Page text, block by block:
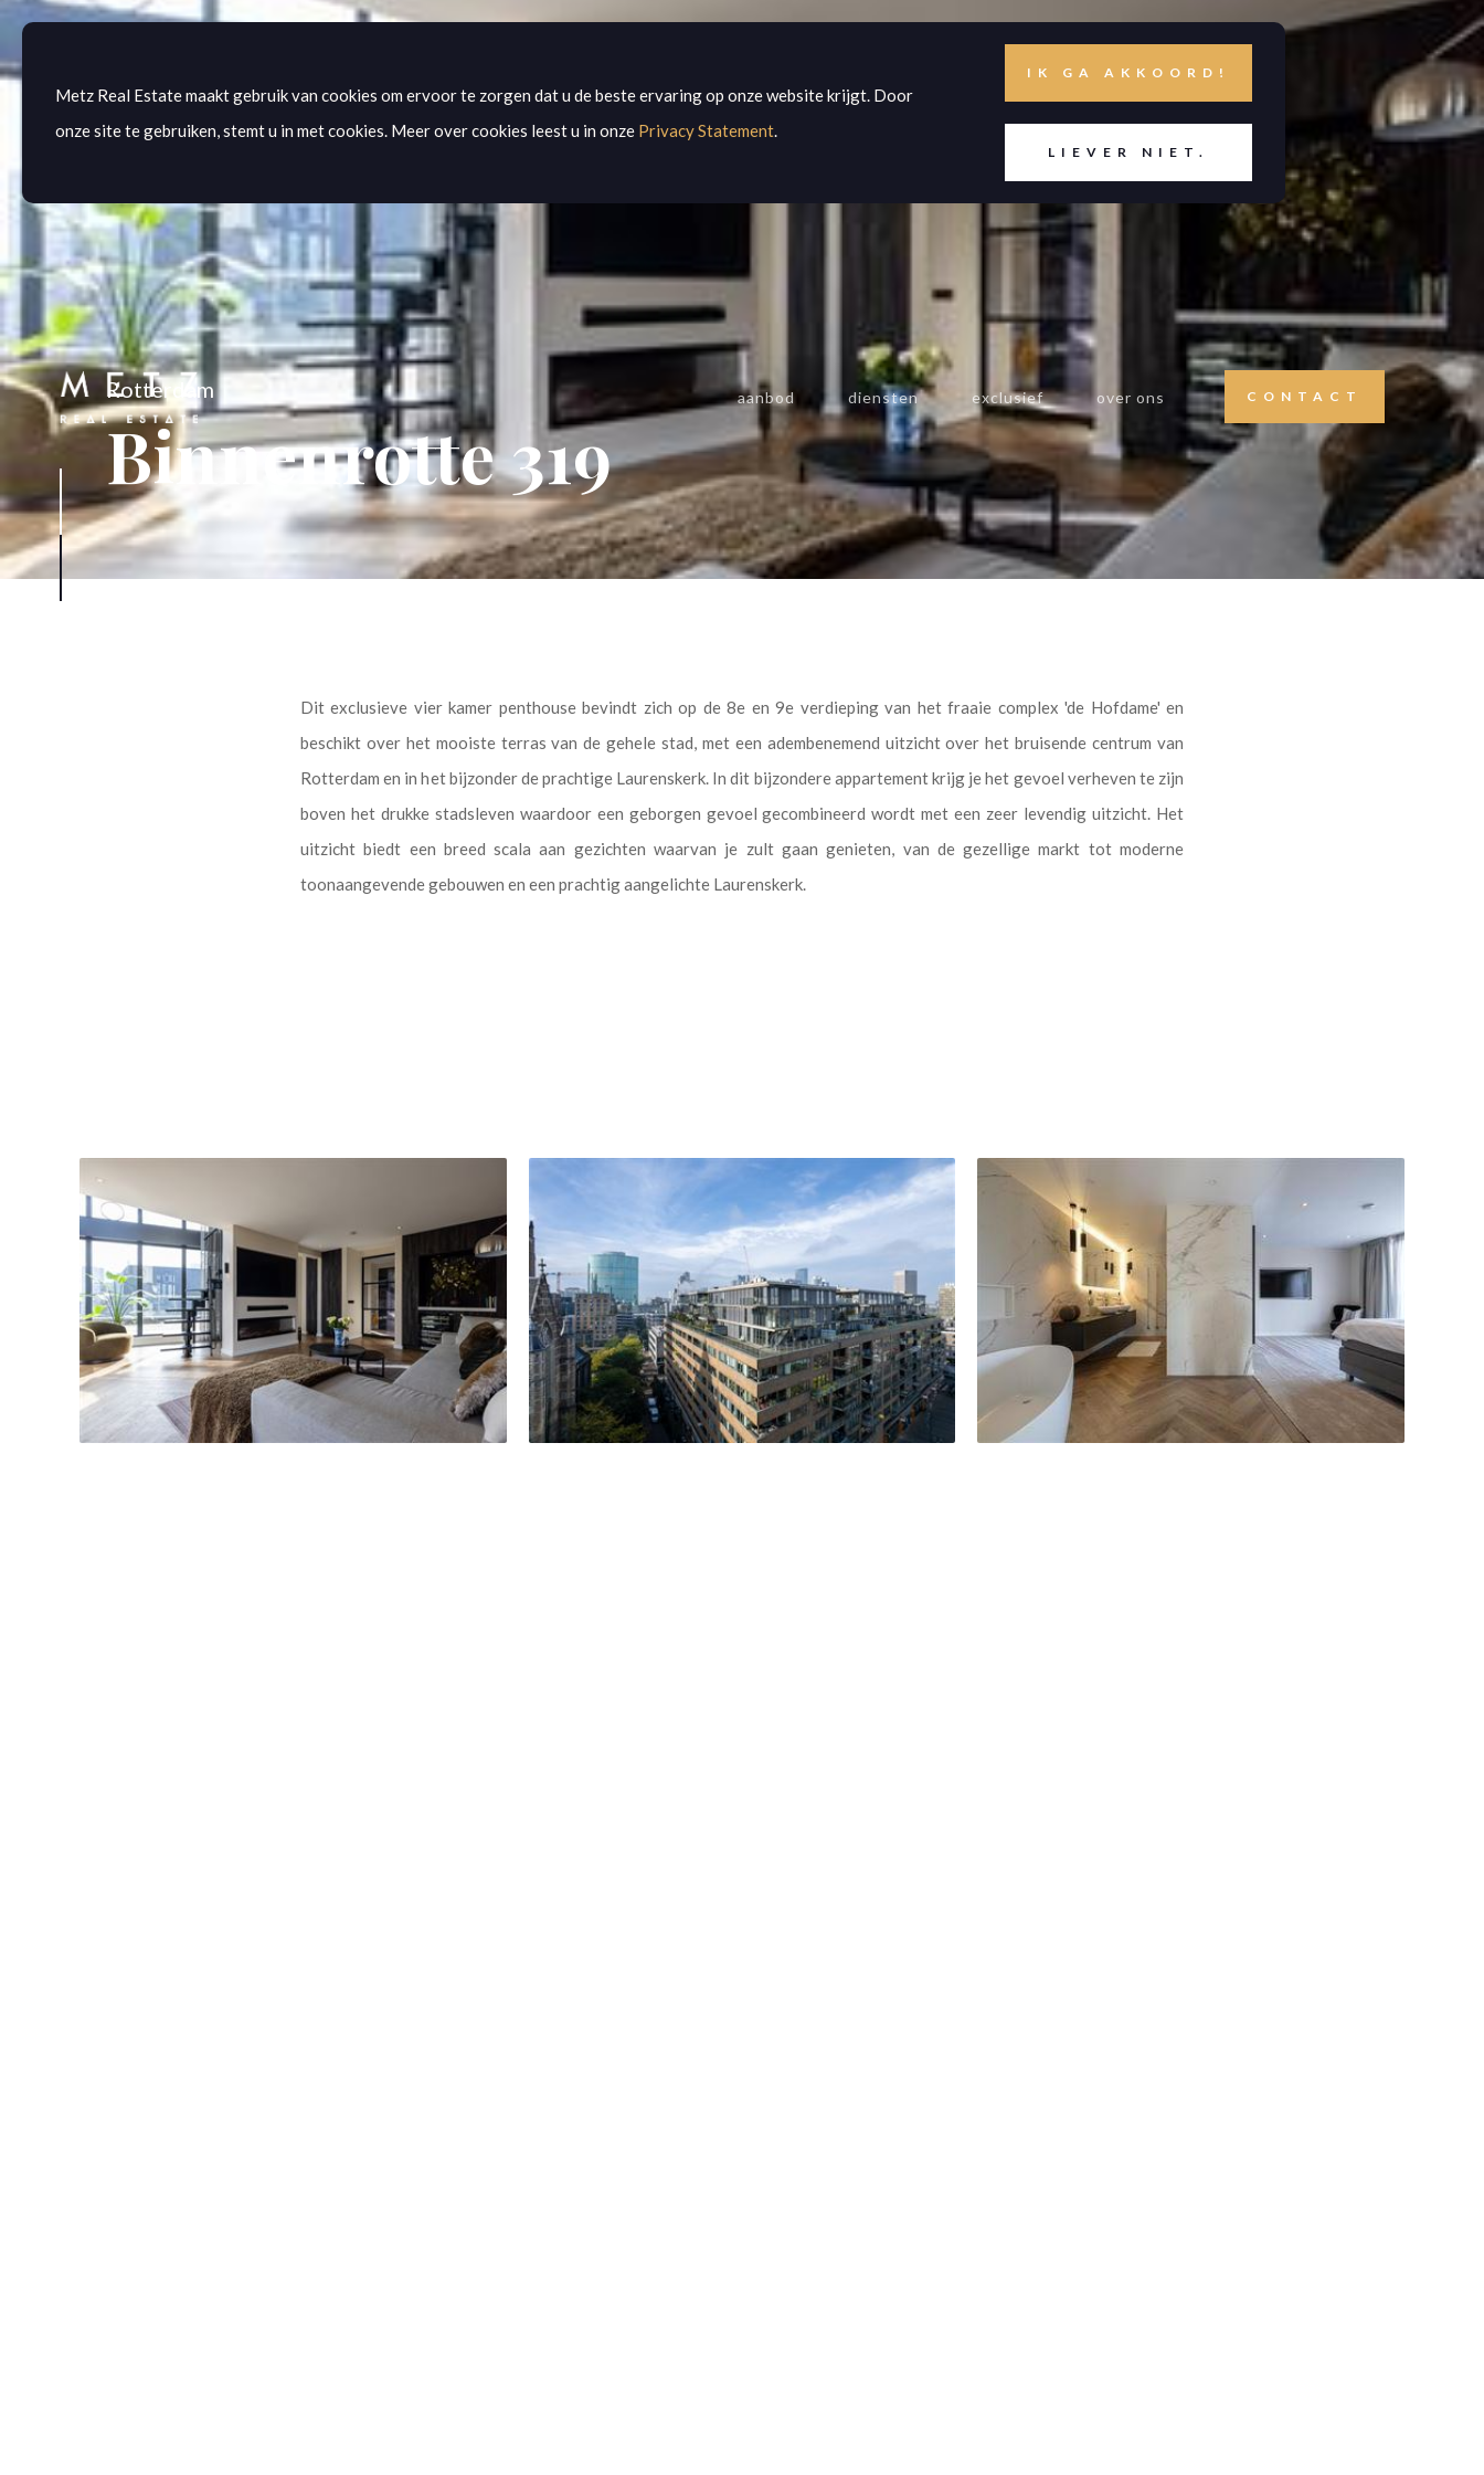
Metz Real Estate maakt gebruik van cookies om ervoor te zorgen dat u de beste ervaring op onze website krijgt. Door
onze site te gebruiken, stemt u in met cookies. Meer over cookies leest u in onze Privacy Statement.
IK GA AKKOORD!
LIEVER NIET.
aanbod diensten exclusief over ons CONTACT
Rotterdam
Binnenrotte 319
Dit exclusieve vier kamer penthouse bevindt zich op de 8e en 9e verdieping van het fraaie complex 'de Hofdame' en
beschikt over het mooiste terras van de gehele stad, met een adembenemend uitzicht over het bruisende centrum van
Rotterdam en in het bijzonder de prachtige Laurenskerk. In dit bijzondere appartement krijg je het gevoel verheven te zijn
boven het drukke stadsleven waardoor een geborgen gevoel gecombineerd wordt met een zeer levendig uitzicht. Het
uitzicht biedt een breed scala aan gezichten waarvan je zult gaan genieten, van de gezellige markt tot moderne
toonaangevende gebouwen en een prachtig aangelichte Laurenskerk.